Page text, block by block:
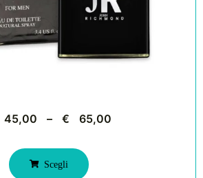
45,00 – € 65,00
Scegli